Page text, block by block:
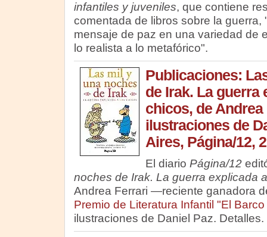
infantiles y juveniles, que contiene
comentada de libros sobre la guerra,
mensaje de paz en una variedad de
lo realista a lo metafórico".
Publicaciones:
de Irak. La guerra
chicos, de
ilustraciones de
Aires, Página/12,
El diario Página/12
noches de Irak. La guerra explicada
Andrea Ferrari —reciente ganadora
Premio de Literatura Infantil "El
ilustraciones de Daniel Paz. Detalles.